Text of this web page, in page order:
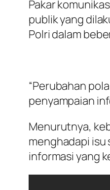
Pakar
publik yang
Polri dalam
“Perubahan
penyampaian
Menurutnya,
menghadapi isu
informasi yang